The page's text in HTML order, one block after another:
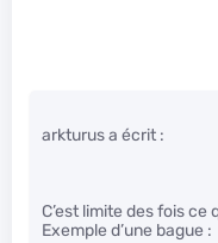
arkturus a écrit :
C’est limite des fois ce
Exemple d’une bague :